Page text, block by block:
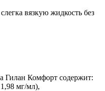
вязкую жидкость без
Гилан Комфорт содержит:
мг/мл),